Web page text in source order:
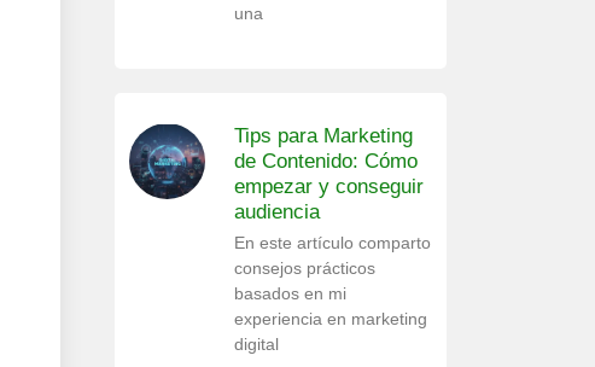
una
Tips para Marketing
de Contenido: Cómo
empezar y conseguir
audiencia
En este artículo comparto
consejos prácticos
basados en mi
experiencia en marketing
digital